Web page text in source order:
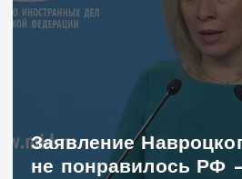
Заявление
не понравилось РФ